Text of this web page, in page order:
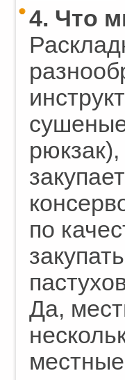
4. Что
по
Да,
местные